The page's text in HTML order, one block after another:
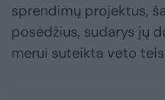
sprendimų projektus,
posėdžius, sudarys jų
merui suteikta veto